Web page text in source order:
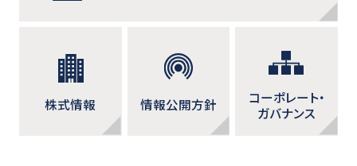
株式情報 情報公開方針
コーポレート・
ガバナンス